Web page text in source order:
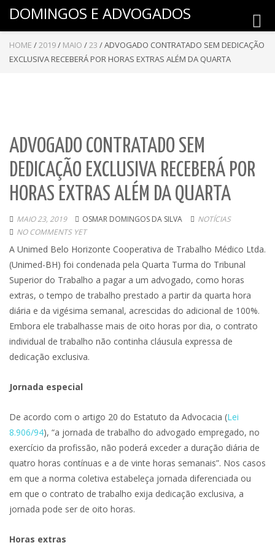
DOMINGOS E ADVOGADOS
HOME /2019/ MAIO /23 /ADVOGADO CONTRATADO SEM DEDICAÇÃO
EXCLUSIVA RECEBERÁ POR HORAS EXTRAS ALÉM DA QUARTA
ADVOGADO CONTRATADO SEM
DEDICAÇÃO EXCLUSIVA RECEBERÁ POR
HORAS EXTRAS ALÉM DA QUARTA
MAIO 23, 2019 OSMAR DOMINGOS DA SILVA
NOTÍCIAS
NO COMMENTS YET
A Unimed Belo Horizonte Cooperativa de Trabalho Médico Ltda.
(Unimed-BH) foi condenada pela Quarta Turma do Tribunal
Superior do Trabalho a pagar a um advogado, como horas
extras, o tempo de trabalho prestado a partir da quarta hora
diária e da vigésima semanal, acrescidas do adicional de 100%.
Embora ele trabalhasse mais de oito horas por dia, o contrato
individual de trabalho não continha cláusula expressa de
dedicação exclusiva.
Jornada especial
De acordo com o artigo 20 do Estatuto da Advocacia (Lei
8.906/94), “a jornada de trabalho do advogado empregado, no
exercício da profissão, não poderá exceder a duração diária de
quatro horas contínuas e a de vinte horas semanais”. Nos casos
em que a norma coletiva estabeleça jornada diferenciada ou
em que o contrato de trabalho exija dedicação exclusiva, a
jornada pode ser de oito horas.
Horas extras